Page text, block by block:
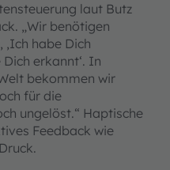
laut Butz
„Wir benötigen
‚Ich habe Dich
erkannt‘. In
bekommen wir
für die
ungelöst.“ Haptische
Feedback wie